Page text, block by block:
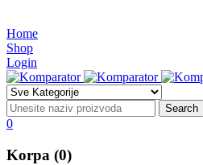
Home
Shop
Login
0
Korpa (0)